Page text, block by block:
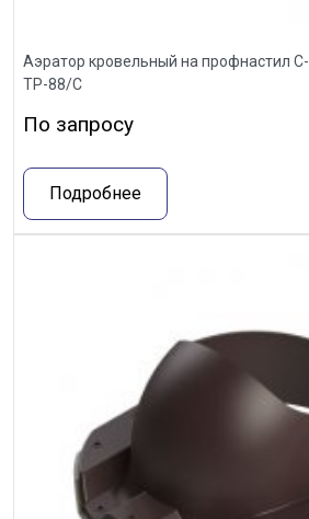
Аэратор кровельный на профнастил С-
ТР-88/С
По запросу
Подробнее